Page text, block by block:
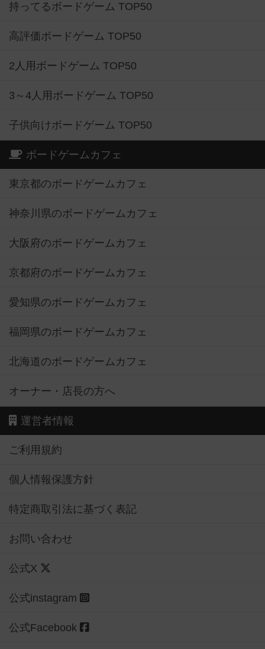
持ってるボードゲーム TOP50
高評価ボードゲーム TOP50
2人用ボードゲーム TOP50
3～4人用ボードゲーム TOP50
子供向けボードゲーム TOP50
ボードゲームカフェ
東京都のボードゲームカフェ
神奈川県のボードゲームカフェ
大阪府のボードゲームカフェ
京都府のボードゲームカフェ
愛知県のボードゲームカフェ
福岡県のボードゲームカフェ
北海道のボードゲームカフェ
オーナー・店長の方へ
運営者情報
ご利用規約
個人情報保護方針
特定商取引法に基づく表記
お問い合わせ
公式X
公式instagram
公式Facebook